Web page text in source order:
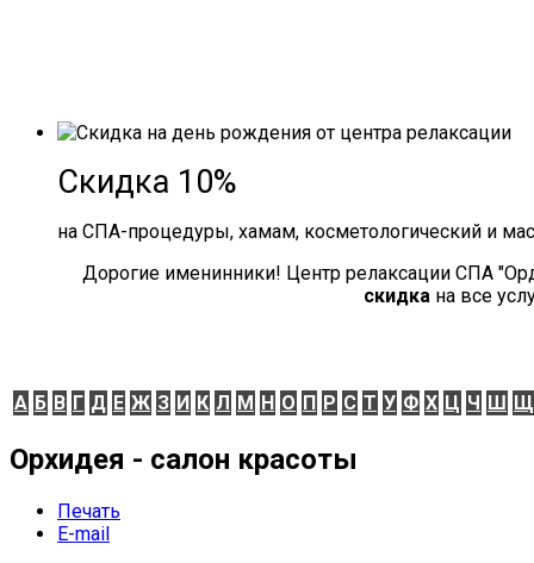
Скидка 10%
на СПА-процедуры, хамам, косметологический и
Дорогие именинники! Центр релаксации СПА
скидкана все
А Б В Г Д Е Ж З И К Л М Н О П Р С Т У Ф Х Ц Ч Ш Щ
Орхидея - салон красоты
Печать
E-mail